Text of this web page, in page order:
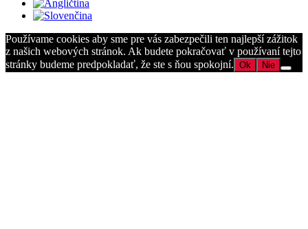
Používame cookies aby sme pre vás zabezpečili ten najlepší zážitok
z našich webových stránok. Ak budete pokračovať v používaní tejto
stránky budeme predpokladať, že ste s ňou spokojní. Ok Nie